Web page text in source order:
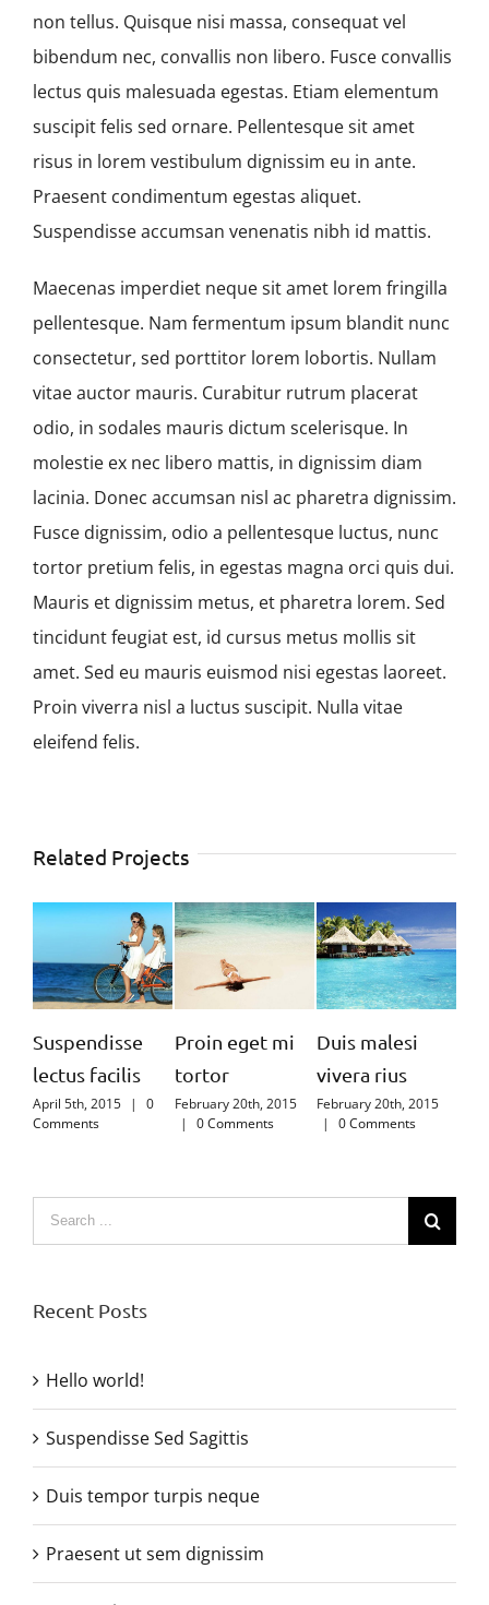
non tellus. Quisque nisi massa, consequat vel
bibendum nec, convallis non libero. Fusce convallis
lectus quis malesuada egestas. Etiam elementum
suscipit felis sed ornare. Pellentesque sit amet
risus in lorem vestibulum dignissim eu in ante.
Praesent condimentum egestas aliquet.
Suspendisse accumsan venenatis nibh id mattis.
Maecenas imperdiet neque sit amet lorem fringilla
pellentesque. Nam fermentum ipsum blandit nunc
consectetur, sed porttitor lorem lobortis. Nullam
vitae auctor mauris. Curabitur rutrum placerat
odio, in sodales mauris dictum scelerisque. In
molestie ex nec libero mattis, in dignissim diam
lacinia. Donec accumsan nisl ac pharetra dignissim.
Fusce dignissim, odio a pellentesque luctus, nunc
tortor pretium felis, in egestas magna orci quis dui.
Mauris et dignissim metus, et pharetra lorem. Sed
tincidunt feugiat est, id cursus metus mollis sit
amet. Sed eu mauris euismod nisi egestas laoreet.
Proin viverra nisl a luctus suscipit. Nulla vitae
eleifend felis.
Related Projects
Suspendisse
lectus facilis
April 5th, 2015 |
0
Comments
Proin eget mi
tortor
February 20th, 2015
0 Comments
Duis malesi
vivera rius
February 20th, 2015
0 Comments
Search
for:
Recent Posts
Hello world!
Suspendisse Sed Sagittis
Duis tempor turpis neque
Praesent ut sem dignissim